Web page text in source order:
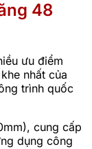
48
ưu điểm
nhất của
trình quốc
cung cấp
dụng công